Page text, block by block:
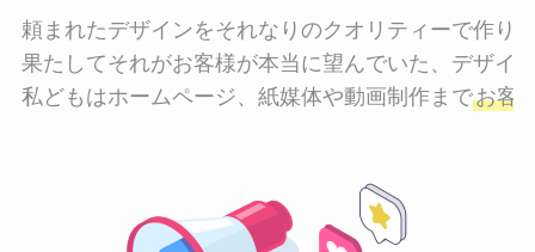
頼まれたデザインをそれなりのクオリティーで作り
果たしてそれがお客様が本当に望んでいた、デザイ
私どもはホームページ、紙媒体や動画制作までお客